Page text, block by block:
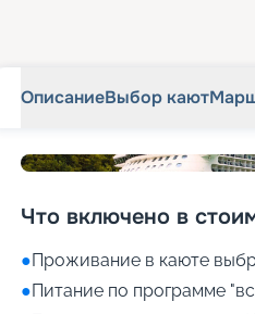
ОписаниеВыбор кают
Что включено в
●Проживание в каюте
●Питание по программе